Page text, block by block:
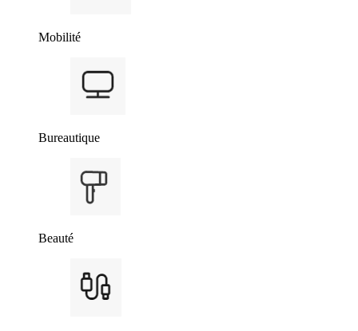
Mobilité
Bureautique
Beauté